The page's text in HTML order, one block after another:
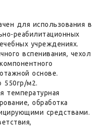
для использования в
реабилитационных
учреждениях.
вспенивания, чехол
основе.
550гр/м2.
температурная
обработка
средствами.